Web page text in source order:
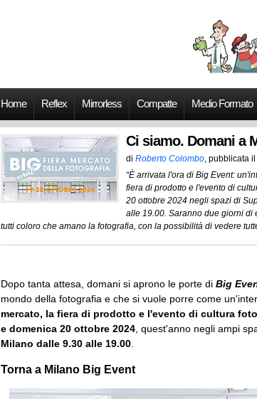
Home Reflex Mirrorless Compatte Medio Formato
Ci siamo. Domani a
di Roberto Colombo, pubblicata il
“È arrivata l'ora di Big Event:
fiera di prodotto e l'evento di
20 ottobre 2024 negli spazi di
alle 19.00. Saranno due giorni di
tutti coloro che amano la fotografia, con la possibilità di vedere
Dopo tanta attesa, domani si aprono le porte di Big
mondo della fotografia e che si vuole porre come
mercato, la fiera di prodotto e l'evento di cultura
e domenica 20 ottobre 2024 , quest'anno negli ampi
Milano dalle 9.30 alle 19.00
Torna a Milano Big Event